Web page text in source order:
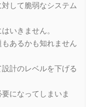
して脆弱なシステム
いきません。
あるかも知れません
計のレベルを下げる
になってしまいま